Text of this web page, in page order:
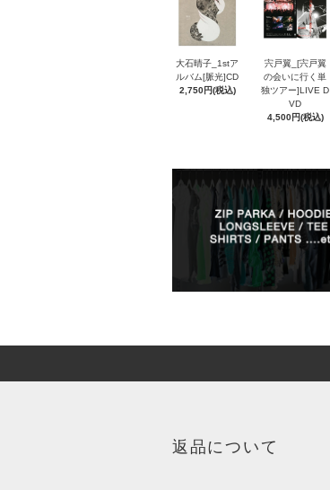
大石晴子_1stア
ルバム[脈光]CD
2,750円(税込)
宍戸翼_[宍戸翼
の会いに行く単
独ツアー]LIVE D
VD
4,500円(税込)
返品について